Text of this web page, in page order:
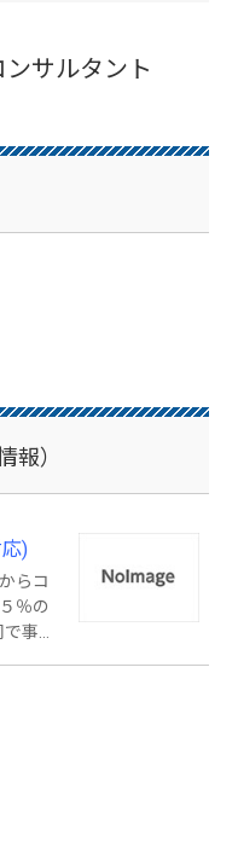
ンサルタント
報）
)
らコ
％の
事業